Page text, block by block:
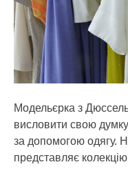
Модельєрка з
висловити свою думку
за допомогою одягу.
представляє